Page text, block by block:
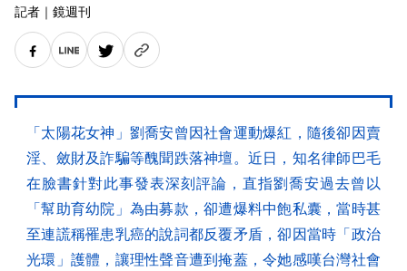
記者 ｜ 鏡週刊
「太陽花女神」劉喬安曾因社會運動爆紅，隨後卻因賣
淫、斂財及詐騙等醜聞跌落神壇。近日，知名律師巴毛
在臉書針對此事發表深刻評論，直指劉喬安過去曾以
「幫助育幼院」為由募款，卻遭爆料中飽私囊，當時甚
至連謊稱罹患乳癌的說詞都反覆矛盾，卻因當時「政治
光環」護體，讓理性聲音遭到掩蓋，令她感嘆台灣社會